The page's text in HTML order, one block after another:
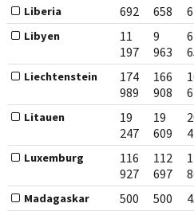
Liberia 692 658
Libyen
11
197
9
963
6
Liechtenstein
174
989
166
908
Litauen
19
247
19
609
Luxemburg
116
927
112
697
Madagaskar 500 500